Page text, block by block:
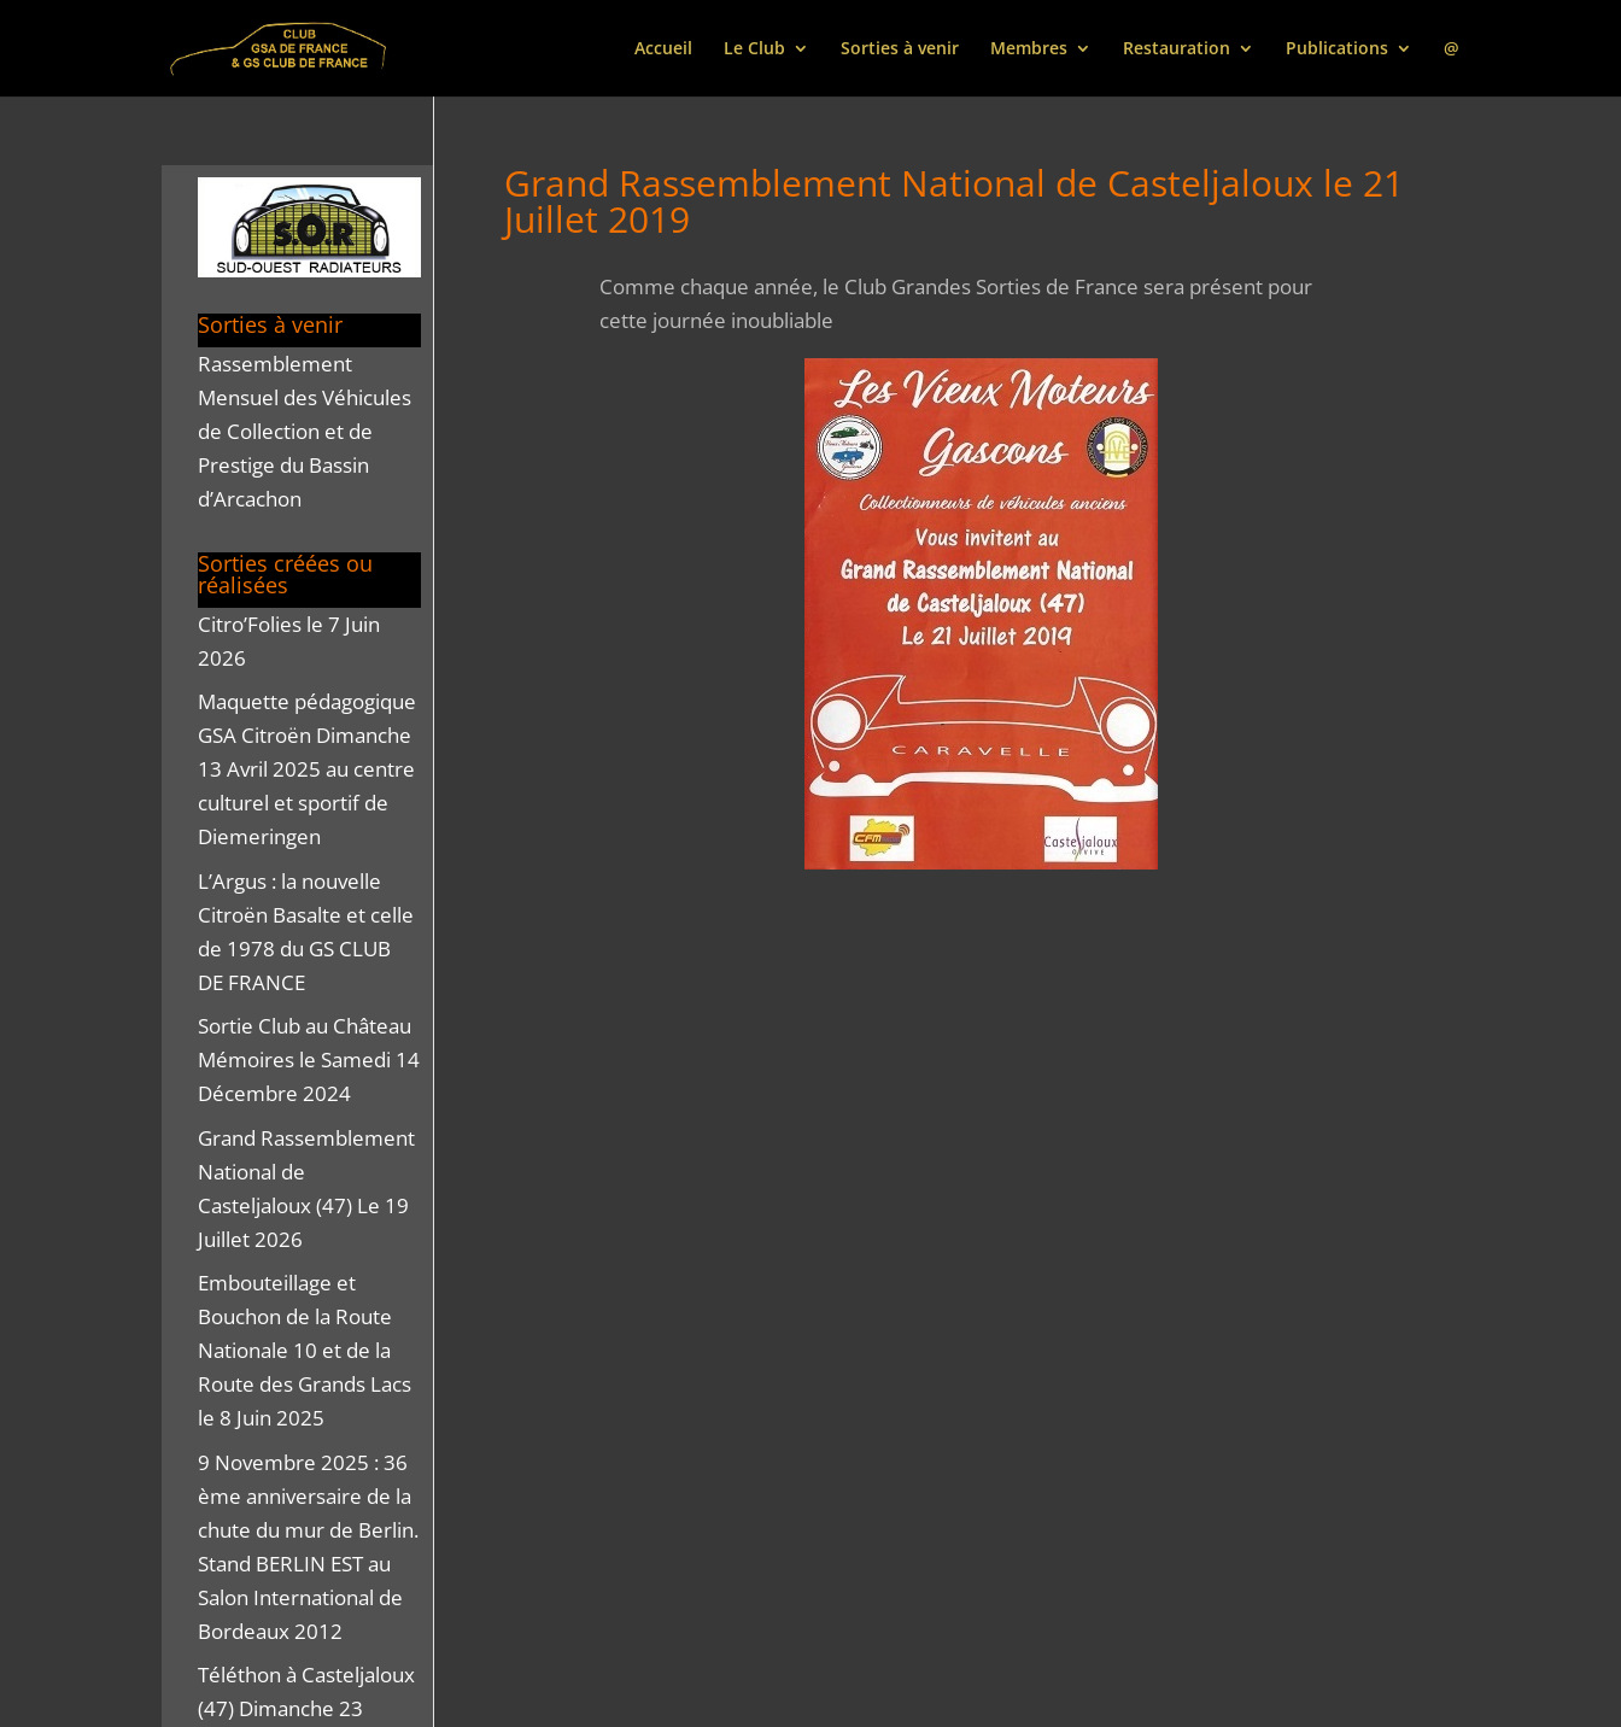
Accueil Le Club Sorties à venir Membres Restauration Publications @
Grand Rassemblement National de Casteljaloux le 21
Juillet 2019
Comme chaque année, le Club Grandes Sorties de France sera présent pour
cette journée inoubliable
Sorties à venir
Rassemblement
Mensuel des Véhicules
de Collection et de
Prestige du Bassin
d’Arcachon
Sorties créées ou
réalisées
Citro’Folies le 7 Juin
2026
Maquette pédagogique
GSA Citroën Dimanche
13 Avril 2025 au centre
culturel et sportif de
Diemeringen
L’Argus : la nouvelle
Citroën Basalte et celle
de 1978 du GS CLUB
DE FRANCE
Sortie Club au Château
Mémoires le Samedi 14
Décembre 2024
Grand Rassemblement
National de
Casteljaloux (47) Le 19
Juillet 2026
Embouteillage et
Bouchon de la Route
Nationale 10 et de la
Route des Grands Lacs
le 8 Juin 2025
9 Novembre 2025 : 36
ème anniversaire de la
chute du mur de Berlin.
Stand BERLIN EST au
Salon International de
Bordeaux 2012
Téléthon à Casteljaloux
(47) Dimanche 23